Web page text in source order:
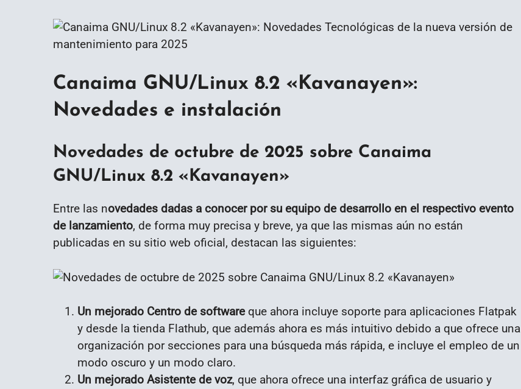
Canaima GNU/Linux 8.2 «Kavanayen»:
Novedades e instalación
Novedades de octubre de 2025 sobre Canaima
GNU/Linux 8.2 «Kavanayen»
Entre las novedades dadas a conocer por su equipo de desarrollo en el respectivo evento
de lanzamiento, de forma muy precisa y breve, ya que las mismas aún no están
publicadas en su sitio web oficial, destacan las siguientes:
Un mejorado Centro de softwareque ahora incluye soporte para aplicaciones Flatpak
y desde la tienda Flathub, que además ahora es más intuitivo debido a que ofrece una
organización por secciones para una búsqueda más rápida, e incluye el empleo de un
modo oscuro y un modo claro.
Un mejorado Asistente de voz, que ahora ofrece una interfaz gráfica de usuario y